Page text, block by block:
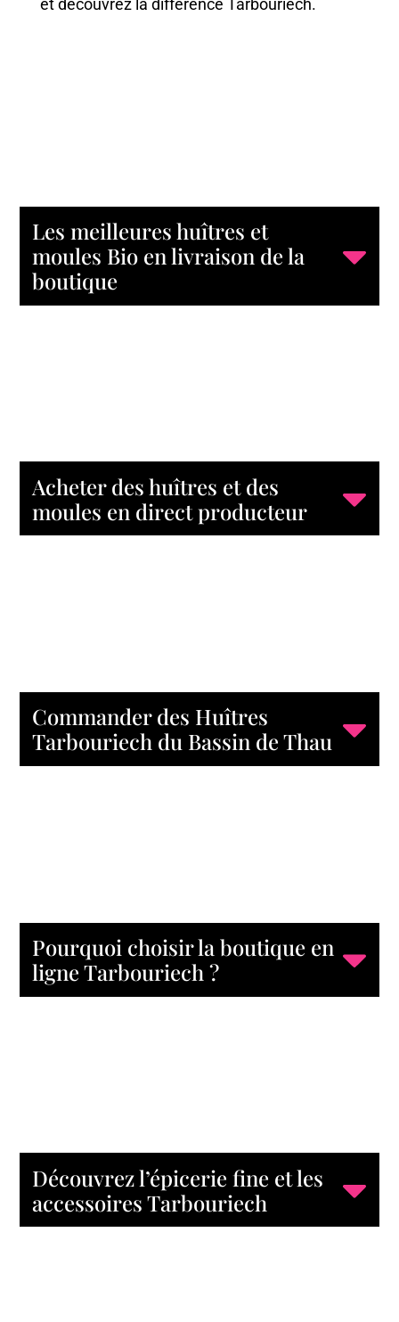
et découvrez la différence Tarbouriech.
Les meilleures huîtres et
moules Bio en livraison de la
boutique
Acheter des huîtres et des
moules en direct producteur
Commander des Huîtres
Tarbouriech du Bassin de Thau
Pourquoi choisir la boutique en
ligne Tarbouriech ?
Découvrez l’épicerie fine et les
accessoires Tarbouriech